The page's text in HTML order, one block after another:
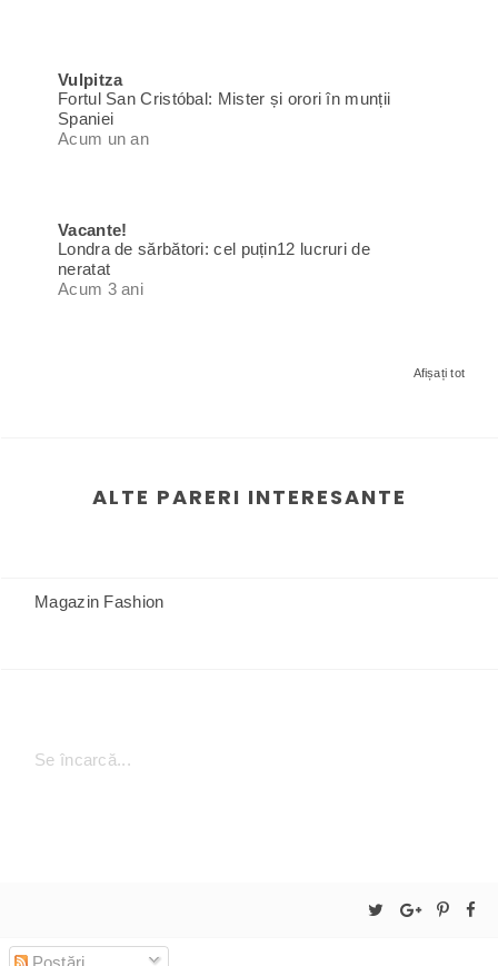
Vulpitza
Fortul San Cristóbal: Mister și orori în munții
Spaniei
Acum un an
Vacante!
Londra de sărbători: cel puțin12 lucruri de
neratat
Acum 3 ani
Afișați tot
ALTE PARERI INTERESANTE
Magazin Fashion
Se încarcă...
Postări